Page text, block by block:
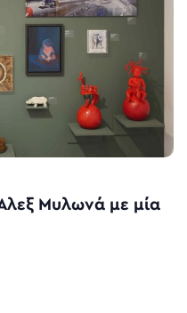
Μυλωνά με μία